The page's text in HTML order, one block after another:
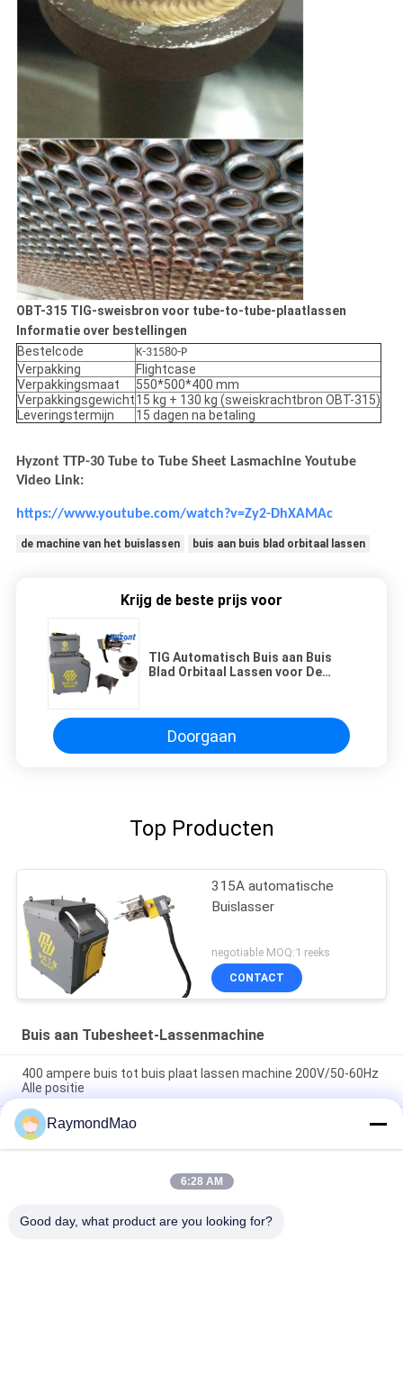
OBT-315 TIG-sweisbron voor tube-to-tube-plaatlassen
Informatie over bestellingen
Bestelcode
K-31580-P
Verpakking
Flightcase
Verpakkingsmaat
550*500*400 mm
Verpakkingsgewicht15 kg + 130 kg (sweiskrachtbron OBT-315)
Leveringstermijn
15 dagen na betaling
Hyzont TTP-30 Tube to Tube Sheet Lasmachine Youtube
Video Link:
https://www.youtube.com/watch?v=Zy2-DhXAMAc
de machine van het buislassen buis aan buis blad orbitaal lassen
Krijg de beste prijs voor
TIG Automatisch Buis aan Buis
Blad Orbitaal Lassen voor De
Doorgaan
Top Producten
315A automatische
Buislasser
negotiable MOQ:1 reeks
CONTACT
Buis aan Tubesheet-Lassenmachine
400 ampere buis tot buis plaat lassen machine 200V/50-60Hz
Alle positie
Automatische buis-naar-buis plaat lassen machine 0-360°
Lashoek 6-114mm Lasdiabereik
Automatische buis-naar-buiswit lasmachine 200V/50-60Hz
Meertalige ondersteuning (Chinees/Engels/Rusland), Gewicht
RaymondMao
6:28 AM
Good day, what product are you looking for?